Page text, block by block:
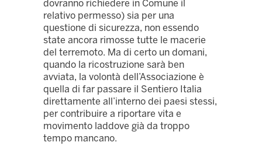
dovranno richiedere in Comune il
relativo permesso) sia per una
questione di sicurezza, non essendo
state ancora rimosse tutte le macerie
del terremoto. Ma di certo un domani,
quando la ricostruzione sarà ben
avviata, la volontà dell’Associazione è
quella di far passare il Sentiero Italia
direttamente all’interno dei paesi stessi,
per contribuire a riportare vita e
movimento laddove già da troppo
tempo mancano.